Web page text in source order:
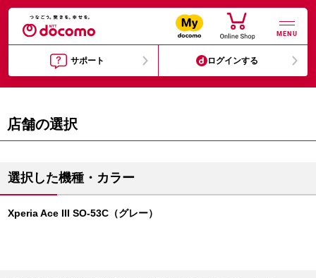
MENU
サポート ログインする
店舗の選択
選択した機種・カラー
Xperia Ace III SO-53C（グレー）